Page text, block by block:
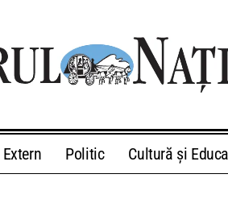
Extern Politic Cultură și